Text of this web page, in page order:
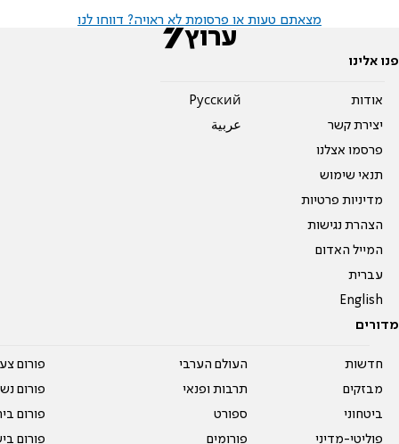
מצאתם טעות או פרסומת לא ראויה? דווחו לנו
פנו אלינו
אודות
יצירת קשר
פרסמו אצלנו
תנאי שימוש
מדיניות פרטיות
הצהרת נגישות
המייל האדום
עברית
English
Pусский
عربية
מדורים
חדשות
מבזקים
ביטחוני
פוליטי-מדיני
העולם הערבי
תרבות ופנאי
ספורט
פורומים
פורום
פורום
פורום
פורום